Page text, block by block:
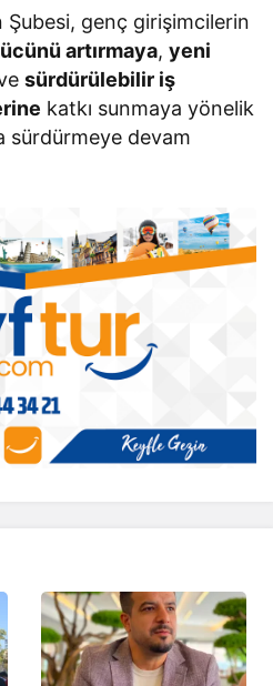
Şubesi, genç girişimcilerin
artırmaya,yeni
sürdürülebilir iş
katkı sunmaya yönelik
sürdürmeye devam